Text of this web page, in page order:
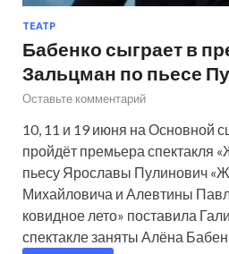
ТЕАТР
Бабенко сыграет в
Зальцман по пьесе
Оставьте комментарий
10, 11 и 19 июня на Основной
пройдёт премьера спектакля
пьесу Ярославы Пулинович
Михайловича и Алевтины
ковидное лето» поставила
спектакле заняты Алёна